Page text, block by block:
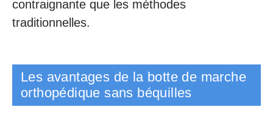
contraignante que les méthodes
traditionnelles.
Les avantages de la botte de marche
orthopédique sans béquilles